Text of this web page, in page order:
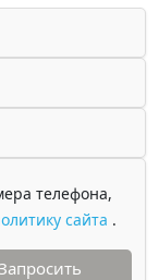
телефона,
сайта .